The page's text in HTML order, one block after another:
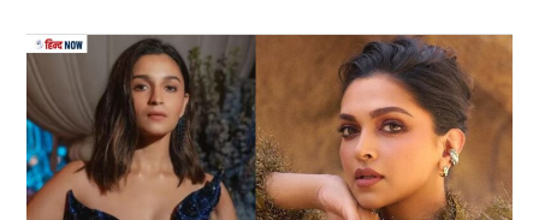
अफगानिस्तान (IND vs AFG) के खिलाफ होने वाले एकमात्र
टेस्ट सीरीज में रोहित शर्मा टीम इंडिया की कप्तानी करते नजर आ
Next Article